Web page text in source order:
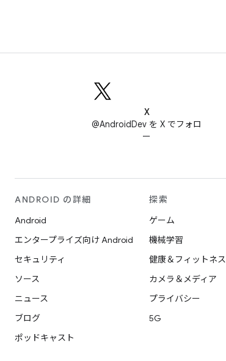
X
@AndroidDev を X でフォロ
ー
ANDROID の詳細
Android
エンタープライズ向け Android
セキュリティ
ソース
ニュース
ブログ
ポッドキャスト
探索
ゲーム
機械学習
健康＆フィットネス
カメラ＆メディア
プライバシー
5G